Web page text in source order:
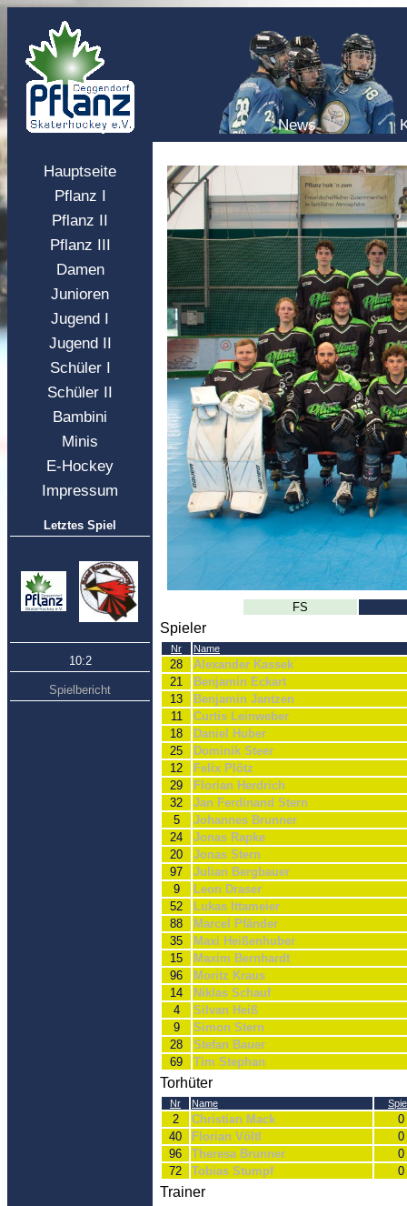
News
Hauptseite
Pflanz I
Pflanz II
Pflanz III
Damen
Junioren
Jugend I
Jugend II
Schüler I
Schüler II
Bambini
Minis
E-Hockey
Impressum
Letztes Spiel
10:2
Spielbericht
FS
Spieler
Nr Name
28
Alexander Kassek
21
Benjamin Eckart
13
Benjamin Jantzen
11
Curtis Leinweber
18
Daniel Huber
25
Dominik Steer
12
Felix Plötz
29
Florian Herdrich
32
Jan Ferdinand Stern
5
Johannes Brunner
24
Jonas Rapke
20
Jonas Stern
97
Julian Bergbauer
9
Leon Draser
52
Lukas Ittameier
88
Marcel Pfänder
35
Maxi Heißenhuber
15
Maxim Bernhardt
96
Moritz Kraus
14
Niklas Schauf
4
Silvan Heiß
9
Simon Stern
28
Stefan Bauer
69
Tim Stephan
Torhüter
Nr Name
2 Christian Mack
0
40
Florian Völtl
0
96
Theresa Brunner
0
72
Tobias Stumpf 0
Trainer